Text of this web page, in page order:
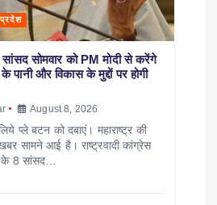
प्रदेश
सोमवार को PM मोदी से करेंगे
पानी और विकास के मुद्दों पर होगी
August 8, 2026
प्ले बटन को दबाएं। महाराष्ट्र की
सामने आई है। राष्ट्रवादी कांग्रेस
के 8 सांसद…